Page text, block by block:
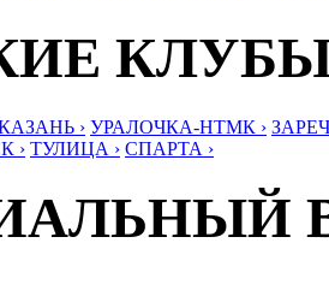
› УРАЛОЧКА-НТМК ›
› ТУЛИЦА › СПАРТА ›